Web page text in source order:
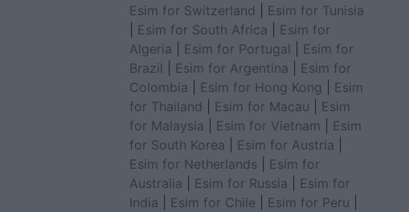
Esim for Switzerland
Esim for Tunisia
Esim for South Africa
Esim for
Algeria
Esim for Portugal
Esim for
Brazil
Esim for Argentina
Esim for
Colombia
Esim for Hong Kong
Esim
for Thailand
Esim for Macau
Esim
for Malaysia
Esim for Vietnam
Esim
for South Korea
Esim for Austria
Esim for Netherlands
Esim for
Australia
Esim for Russia
Esim for
India
Esim for Chile Esim for Peru